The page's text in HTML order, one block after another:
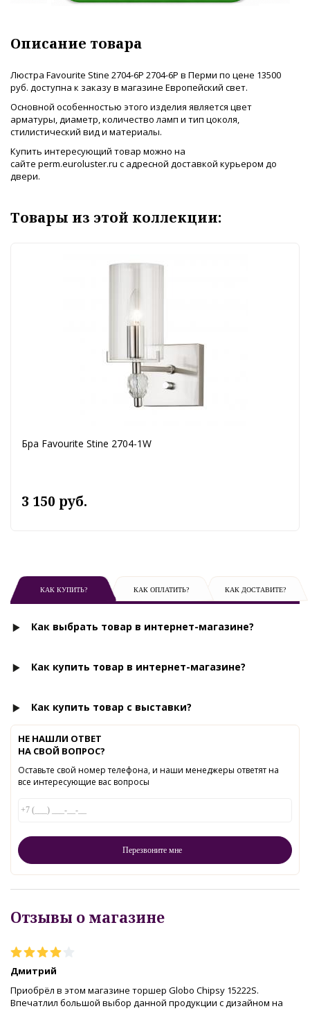
Описание товара
Люстра Favourite Stine 2704-6P 2704-6P в Перми по цене 13500
руб. доступна к заказу в магазине Европейский свет.
Основной особенностью этого изделия является цвет
арматуры, диаметр, количество ламп и тип цоколя,
стилистический вид и материалы.
Купить интересующий товар можно на
сайте perm.euroluster.ru с адресной доставкой курьером до
двери.
Товары из этой коллекции:
Бра Favourite Stine 2704-1W
3 150 руб.
КАК КУПИТЬ? КАК ОПЛАТИТЬ? КАК ДОСТАВИТЕ?
Как выбрать товар в интернет-магазине?
Как купить товар в интернет-магазине?
Как купить товар с выставки?
НЕ НАШЛИ ОТВЕТ
НА СВОЙ ВОПРОС?
Оставьте свой номер телефона, и наши менеджеры ответят на
все интересующие вас вопросы
Отзывы о магазине
Дмитрий
Приобрёл в этом магазине торшер Globo Chipsy 15222S.
Впечатлил большой выбор данной продукции с дизайном на